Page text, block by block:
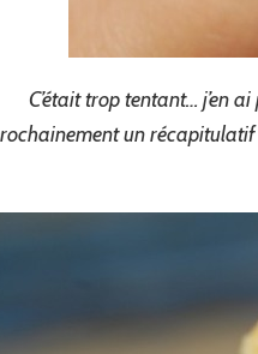
C’était trop tentant… j’en
un